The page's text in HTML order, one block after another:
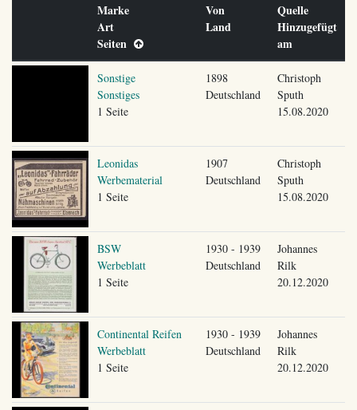
Marke
Art
Seiten
Von
Land
Quelle
Hinzugefügt
am
Sonstige
Sonstiges
1 Seite
1898
Deutschland
Christoph
Sputh
15.08.2020
Leonidas
Werbematerial
1 Seite
1907
Deutschland
Christoph
Sputh
15.08.2020
BSW
Werbeblatt
1 Seite
1930 - 1939
Deutschland
Johannes
Rilk
20.12.2020
Continental Reifen
Werbeblatt
1 Seite
1930 - 1939
Deutschland
Johannes
Rilk
20.12.2020